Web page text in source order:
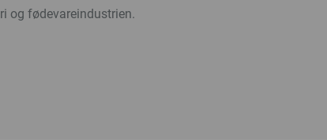
og fødevareindustrien.